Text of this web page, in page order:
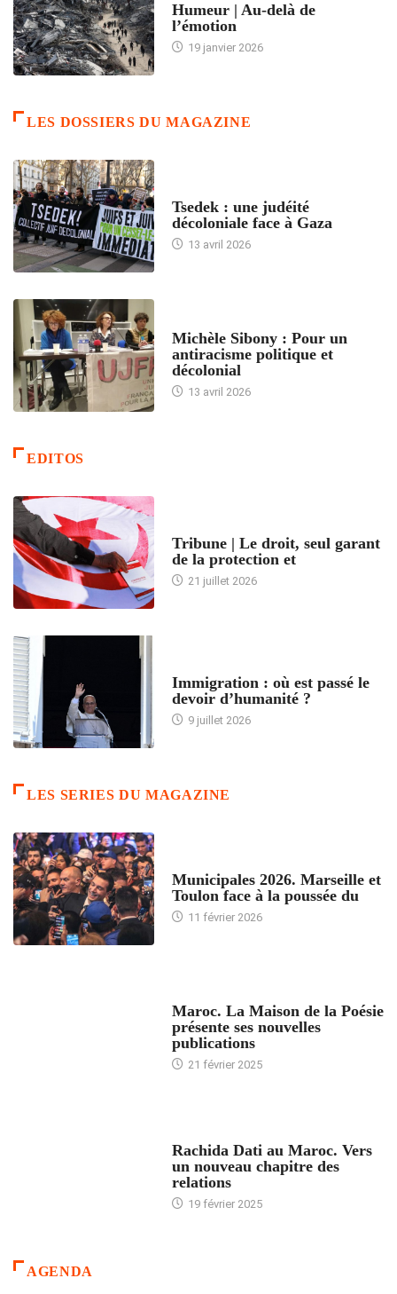
Humeur | Au-delà de
l’émotion
19 janvier 2026
LES DOSSIERS DU MAGAZINE
Tsedek : une judéité
décoloniale face à Gaza
13 avril 2026
Michèle Sibony : Pour un
antiracisme politique et
décolonial
13 avril 2026
EDITOS
Tribune | Le droit, seul garant
de la protection et
21 juillet 2026
Immigration : où est passé le
devoir d’humanité ?
9 juillet 2026
LES SERIES DU MAGAZINE
Municipales 2026. Marseille et
Toulon face à la poussée du
11 février 2026
Maroc. La Maison de la Poésie
présente ses nouvelles
publications
21 février 2025
Rachida Dati au Maroc. Vers
un nouveau chapitre des
relations
19 février 2025
AGENDA